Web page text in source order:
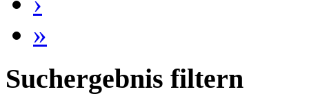
»
Suchergebnis filtern